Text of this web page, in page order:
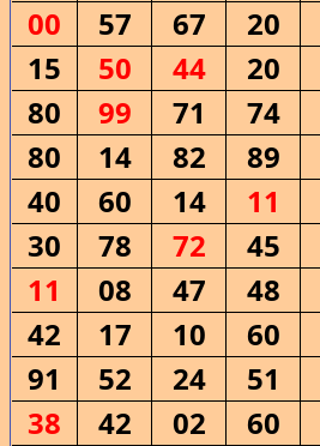
00
57 67 20
15
50 44 20
80
99 71 74
80
14 82 89
40
60 14 11
30
78 72 45
11
08 47 48
42
17 10 60
91
52 24 51
38
42 02 60